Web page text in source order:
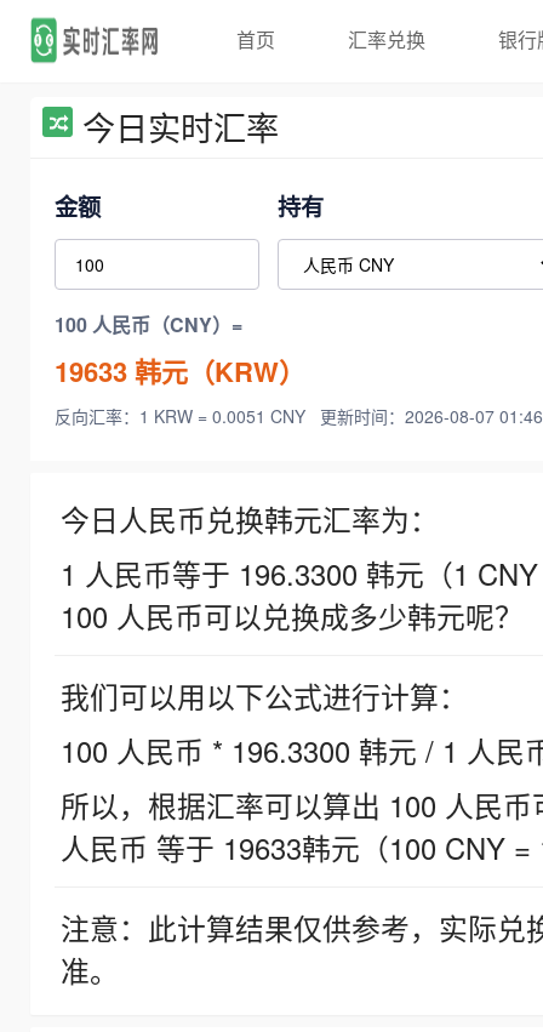
首页 汇率兑换 银行
今日实时汇率
金额 持有
100 人民币（CNY）=
19633韩元（KRW）
反向汇率：1 KRW = 0.0051 CNY 更新时间：2026-08-07
今日人民币兑换韩元汇率为：
1 人民币等于 196.3300 韩元（1
100 人民币可以兑换成多少韩元呢？
我们可以用以下公式进行计算：
100 人民币 * 196.3300 韩元 / 1 人民
所以，根据汇率可以算出 100 人民
人民币 等于 19633韩元（100 CNY =
注意：此计算结果仅供参考，实际
准。